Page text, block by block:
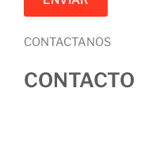
CONTACTANOS
CONTACTO